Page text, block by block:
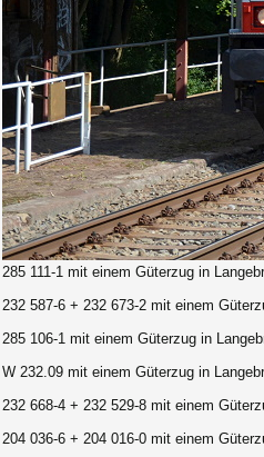
285 111-1 mit einem Güterzug in
232 587-6 + 232 673-2 mit einem
285 106-1 mit einem Güterzug in
W 232.09 mit einem Güterzug in
232 668-4 + 232 529-8 mit einem
204 036-6 + 204 016-0 mit einem